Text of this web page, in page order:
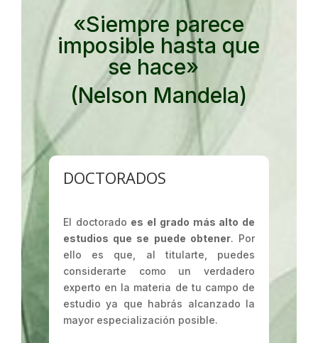
«Siempre parece
imposible hasta que
se hace»
(Nelson Mandela)
DOCTORADOS
El doctorado es el grado más alto de
estudios que se puede obtener. Por
ello es que, al titularte, puedes
considerarte como un verdadero
experto en la materia de tu campo de
estudio ya que habrás alcanzado la
mayor especialización posible.